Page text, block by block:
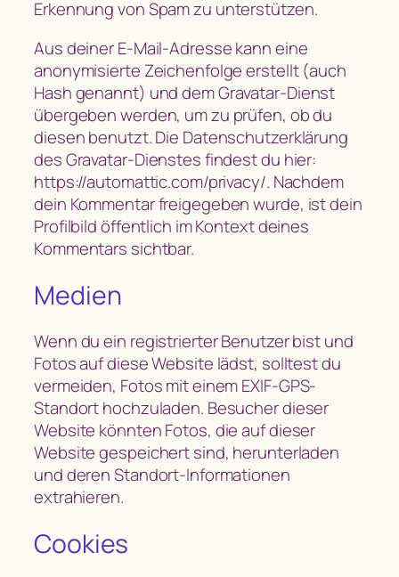
Erkennung von Spam zu unterstützen.
Aus deiner E-Mail-Adresse kann eine
anonymisierte Zeichenfolge erstellt (auch
Hash genannt) und dem Gravatar-Dienst
übergeben werden, um zu prüfen, ob du
diesen benutzt. Die Datenschutzerklärung
des Gravatar-Dienstes findest du hier:
https://automattic.com/privacy/. Nachdem
dein Kommentar freigegeben wurde, ist dein
Profilbild öffentlich im Kontext deines
Kommentars sichtbar.
Medien
Wenn du ein registrierter Benutzer bist und
Fotos auf diese Website lädst, solltest du
vermeiden, Fotos mit einem EXIF-GPS-
Standort hochzuladen. Besucher dieser
Website könnten Fotos, die auf dieser
Website gespeichert sind, herunterladen
und deren Standort-Informationen
extrahieren.
Cookies